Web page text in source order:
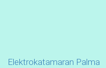
Elektrokatamaran Palma